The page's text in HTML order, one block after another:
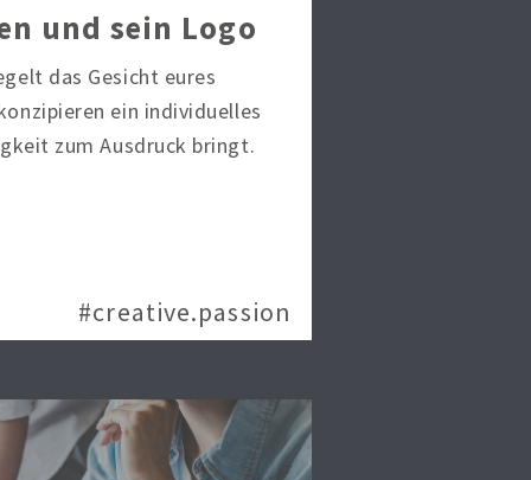
und sein Logo
das Gesicht eures
ein individuelles
zum Ausdruck bringt.
#creative.passion